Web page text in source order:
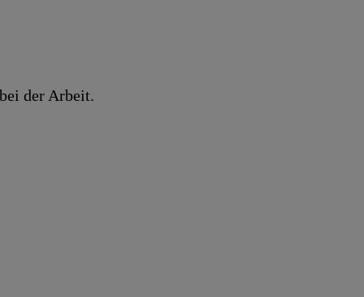
der Arbeit.